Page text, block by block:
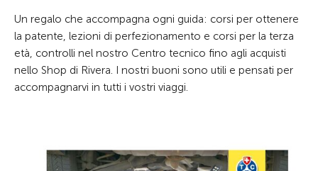
Un regalo che accompagna ogni guida: corsi per ottenere
la patente, lezioni di perfezionamento e corsi per la terza
età, controlli nel nostro Centro tecnico fino agli acquisti
nello Shop di Rivera. I nostri buoni sono utili e pensati per
accompagnarvi in tutti i vostri viaggi.